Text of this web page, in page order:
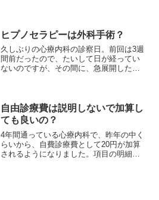
内科の診察に行ってきました。...
ヒプノセラピーは外科手術？
久しぶりの心療内科の診察日。前回は3週
間前だったので、たいして日が経ってい
ないのですが、その間に、急展開した事
た。内容を話ししていると...
自由診療費は説明しないで加算し
ても良いの？
4年間通っている心療内科で、昨年の中く
らいから、自費診療費として20円が加算
されるようになりました。項目の明細を